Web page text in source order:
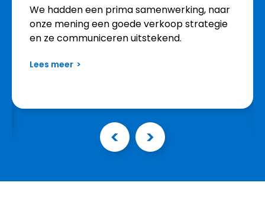
We hadden een prima samenwerking, naar
onze mening een goede verkoop strategie
en ze communiceren uitstekend.
Lees meer